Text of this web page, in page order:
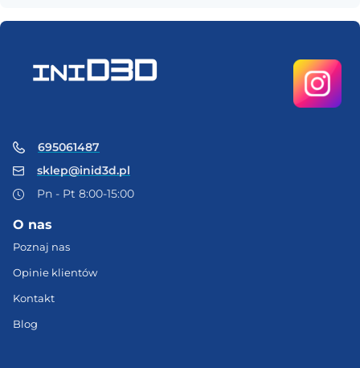
695061487
sklep@inid3d.pl
Pn - Pt 8:00-15:00
O nas
Poznaj nas
Opinie klientów
Kontakt
Blog